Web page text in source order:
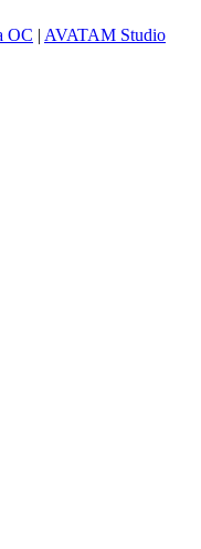
OC | AVATAM Studio